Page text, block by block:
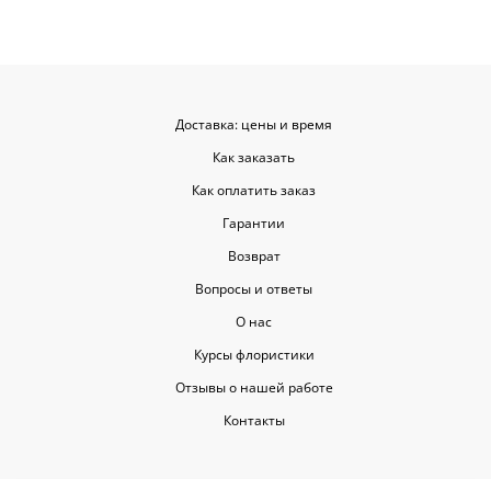
Доставка: цены и время
Как заказать
Как оплатить заказ
Гарантии
Возврат
Вопросы и ответы
О нас
Курсы флористики
Отзывы о нашей работе
Контакты